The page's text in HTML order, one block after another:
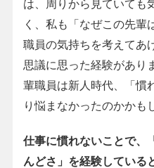
は、周りから見ていても
く、私も「なぜこの先輩
職員の気持ちを考えてあ
思議に思った経験があり
輩職員は新人時代、「慣
り悩まなかったのかかも
仕事に慣れないことで、
んどさ」を経験している